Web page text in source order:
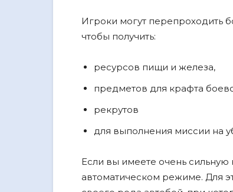
Игроки могут перепроходить
чтобы получить:
ресурсов пищи и железа,
предметов для крафта
рекрутов
для выполнения миссии на
Если вы имеете очень
автоматическом режиме. Для